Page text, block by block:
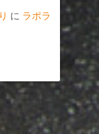
に ラポラ